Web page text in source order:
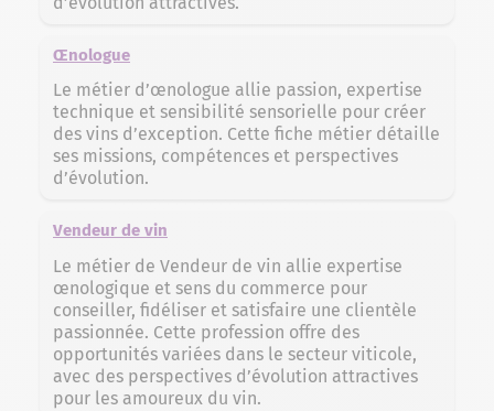
Œnologue
Le métier d’œnologue allie passion, expertise
technique et sensibilité sensorielle pour créer
des vins d’exception. Cette fiche métier détaille
ses missions, compétences et perspectives
d’évolution.
Vendeur de vin
Le métier de Vendeur de vin allie expertise
œnologique et sens du commerce pour
conseiller, fidéliser et satisfaire une clientèle
passionnée. Cette profession offre des
opportunités variées dans le secteur viticole,
avec des perspectives d’évolution attractives
pour les amoureux du vin.